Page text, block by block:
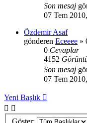
Son mesaj
07 Tem
Özdemir Asaf
gönderen Eceeee »
0 Cevaplar
4152
Son mesaj
07 Tem
Yeni Başlık